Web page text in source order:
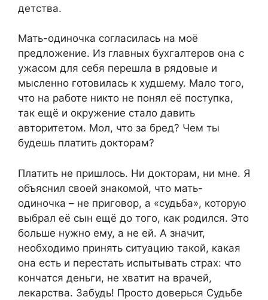
детства.
Мать-одиночка согласилась на моё
предложение. Из главных бухгалтеров она с
ужасом для себя перешла в рядовые и
мысленно готовилась к худшему. Мало того,
что на работе никто не понял её поступка,
так ещё и окружение стало давить
авторитетом. Мол, что за бред? Чем ты
будешь платить докторам?
Платить не пришлось. Ни докторам, ни мне. Я
объяснил своей знакомой, что мать-
одиночка – не приговор, а «судьба», которую
выбрал её сын ещё до того, как родился. Это
больше нужно ему, а не ей. А значит,
необходимо принять ситуацию такой, какая
она есть и перестать испытывать страх: что
кончатся деньги, не хватит на врачей,
лекарства. Забудь! Просто доверься Судьбе